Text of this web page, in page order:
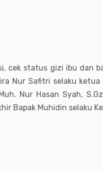
cek status gizi ibu dan
Nur Safitri selaku ketua
Nur Hasan Syah,
Bapak Muhidin selaku